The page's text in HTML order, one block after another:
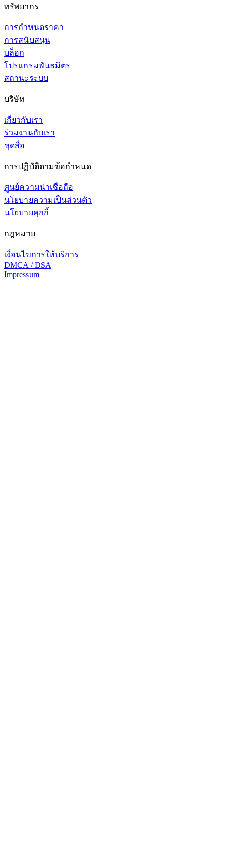
ทรัพยากร
การกำหนดราคา
การสนับสนุน
บล็อก
โปรแกรมพันธมิตร
สถานะระบบ
บริษัท
เกี่ยวกับเรา
ร่วมงานกับเรา
ชุดสื่อ
การปฏิบัติตามข้อกำหนด
ศูนย์ความน่าเชื่อถือ
นโยบายความเป็นส่วนตัว
นโยบายคุกกี้
กฎหมาย
เงื่อนไขการให้บริการ
DMCA / DSA
Impressum